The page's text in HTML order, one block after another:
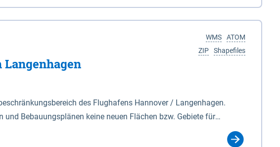
zwischen Schnackenburg im Osten und Hohnstorf (Elbe) im Westen
Das Biosphärenreservat umfasst Teile der Landkreise
ATOM
WMS
Shapefiles
ZIP
des Flughafens Hannover / Langenhagen.
Bebauungsplänen keine neuen Flächen bzw. Gebiete für